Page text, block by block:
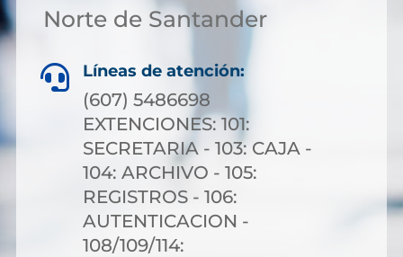
Norte de Santander
 Líneas de atención:
(607) 5486698
EXTENCIONES: 101:
SECRETARIA - 103: CAJA -
104: ARCHIVO - 105:
REGISTROS - 106:
AUTENTICACION -
108/109/114: